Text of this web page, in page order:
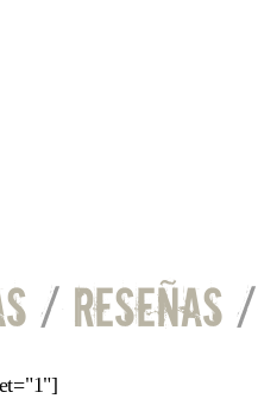
/ RESEÑAS